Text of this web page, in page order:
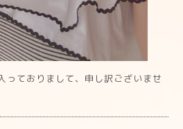
っておりまして、申し訳ございませ